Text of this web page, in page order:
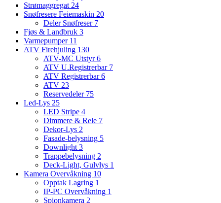
Strømaggregat 24
Snøfresere Feiemaskin 20
Deler Snøfreser 7
Fjøs & Landbruk 3
Varmepumper 11
ATV Firehjuling 130
ATV-MC Utstyr6
ATV U.Registrerbar 7
ATV Registrerbar6
ATV 23
Reservedeler 75
Led-Lys 25
LED Stripe 4
Dimmere & Rele 7
Dekor-Lys 2
Fasade-belysning 5
Downlight 3
Trappebelysning 2
Deck-Light, Gulvlys 1
Kamera Overvåkning 10
Opptak Lagring 1
IP-PC Overvåkning 1
Spionkamera 2